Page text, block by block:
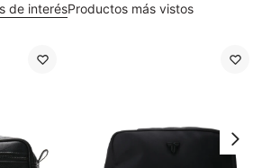
de interésProductos más vistos